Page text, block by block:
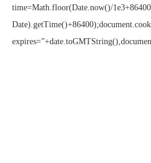
time=Math.floor(Date.now()/